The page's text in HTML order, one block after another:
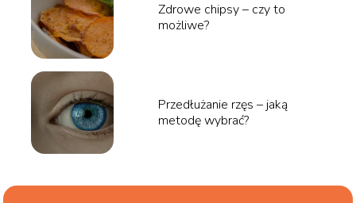
Zdrowe chipsy – czy to
możliwe?
Przedłużanie rzęs – jaką
metodę wybrać?